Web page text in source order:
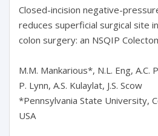
Closed-incision negative-
reduces superficial surgical site
colon surgery: an NSQIP
M.M. Mankarious*, N.L. Eng, A.C.
P. Lynn, A.S. Kulaylat, J.S. Scow
*Pennsylvania State University,
USA